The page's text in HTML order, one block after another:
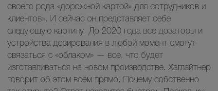
своего рода «дорожной картой» для сотрудников и
клиентов». И сейчас он представляет себе
следующую картину. До 2020 года все дозаторы и
устройства дозирования в любой момент смогут
связаться с «облаком» — все, что будет
изготавливаться на новом производстве. Хаглайтнер
говорит об этом всем прямо. Почему собственно